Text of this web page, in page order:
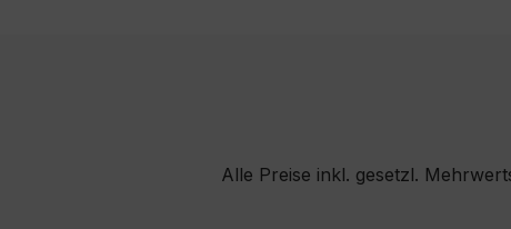
Alle Preise inkl. gesetzl.